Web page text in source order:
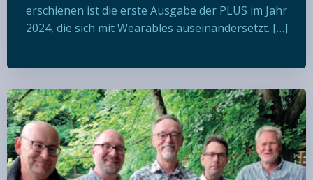
erschienen ist die erste Ausgabe der PLUS im Jahr
2024, die sich mit Wearables auseinandersetzt. […]